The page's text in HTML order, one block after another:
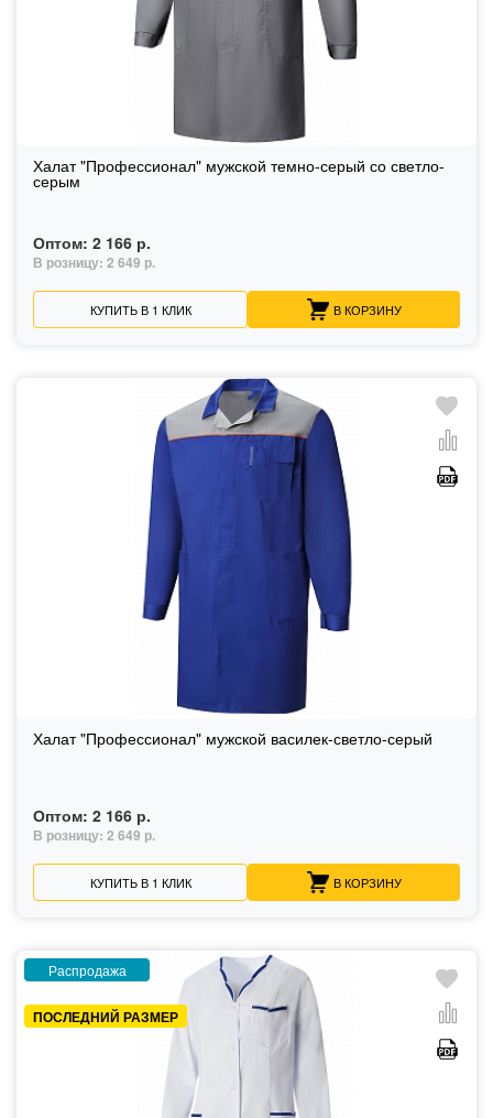
Халат "Профессионал" мужской темно-серый со светло-
серым
Оптом: 2 166 р.
В розницу: 2 649 р.
КУПИТЬ В 1 КЛИК В КОРЗИНУ
Халат "Профессионал" мужской василек-светло-серый
Оптом: 2 166 р.
В розницу: 2 649 р.
КУПИТЬ В 1 КЛИК В КОРЗИНУ
Распродажа
ПОСЛЕДНИЙ РАЗМЕР